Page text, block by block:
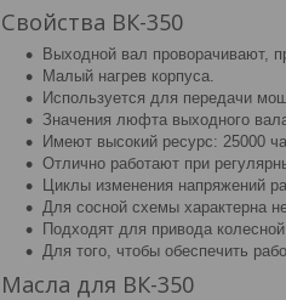
Свойства ВК-350
Выходной вал проворачивают,
Малый нагрев корпуса.
Используется для передачи
Значения люфта выходного
Имеют высокий ресурс: 25000
Отлично работают при
Циклы изменения напряжений
Для сосной схемы характерна
Подходят для привода
Для того, чтобы обеспечить
Масла для ВК-350